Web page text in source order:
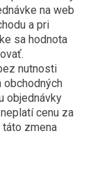
na web
a pri
sa hodnota
nutnosti
obchodných
objednávky
cenu za
zmena